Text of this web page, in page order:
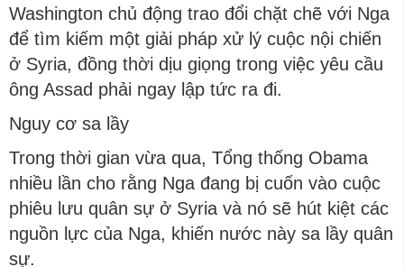
Washington chủ động trao đổi chặt chẽ với Nga
để tìm kiếm một giải pháp xử lý cuộc nội chiến
ở Syria, đồng thời dịu giọng trong việc yêu cầu
ông Assad phải ngay lập tức ra đi.
Nguy cơ sa lầy
Trong thời gian vừa qua, Tổng thống Obama
nhiều lần cho rằng Nga đang bị cuốn vào cuộc
phiêu lưu quân sự ở Syria và nó sẽ hút kiệt các
nguồn lực của Nga, khiến nước này sa lầy quân
sự.